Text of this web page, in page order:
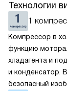
Технологии
1
Компрессор в
функцию
хладагента и
и конденсатор.
безопасный